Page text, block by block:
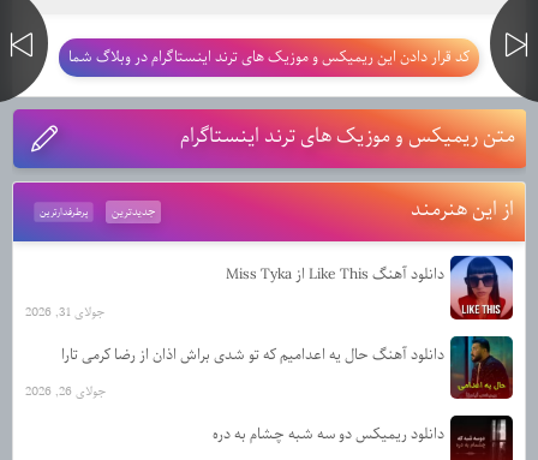
کد قرار دادن این ریمیکس و موزیک های ترند اینستاگرام در وبلاگ شما
متن ریمیکس و موزیک های ترند اینستاگرام
از این هنرمند پرطرفدارترین جدیدترین
دانلود آهنگ Like This از Miss Tyka
جولای 31, 2026
دانلود آهنگ حال یه اعدامیم که تو شدی براش اذان از رضا کرمی تارا
جولای 26, 2026
دانلود ریمیکس دو سه شبه چشام به دره